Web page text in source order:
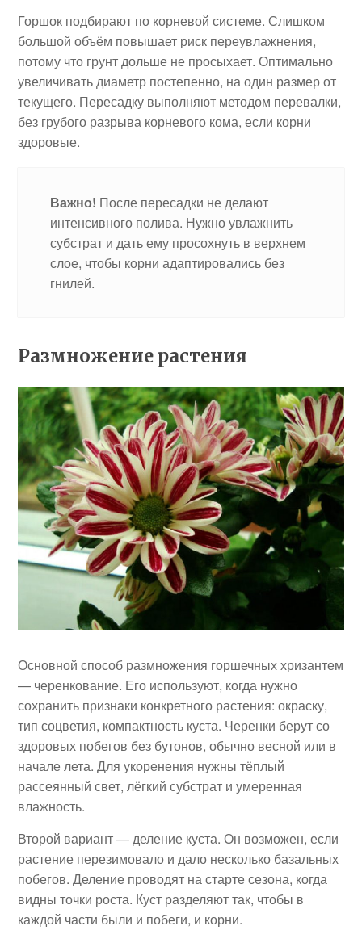
Горшок подбирают по корневой системе. Слишком
большой объём повышает риск переувлажнения,
потому что грунт дольше не просыхает. Оптимально
увеличивать диаметр постепенно, на один размер от
текущего. Пересадку выполняют методом перевалки,
без грубого разрыва корневого кома, если корни
здоровые.
Важно! После пересадки не делают
интенсивного полива. Нужно увлажнить
субстрат и дать ему просохнуть в верхнем
слое, чтобы корни адаптировались без
гнилей.
Размножение растения
Основной способ размножения горшечных хризантем
— черенкование. Его используют, когда нужно
сохранить признаки конкретного растения: окраску,
тип соцветия, компактность куста. Черенки берут со
здоровых побегов без бутонов, обычно весной или в
начале лета. Для укоренения нужны тёплый
рассеянный свет, лёгкий субстрат и умеренная
влажность.
Второй вариант — деление куста. Он возможен, если
растение перезимовало и дало несколько базальных
побегов. Деление проводят на старте сезона, когда
видны точки роста. Куст разделяют так, чтобы в
каждой части были и побеги, и корни.